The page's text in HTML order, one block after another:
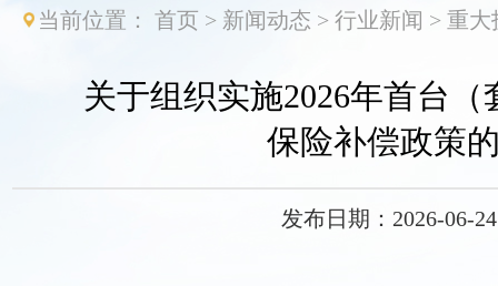
当前位置：首页 > 新闻动态 >行业新闻 >重大
关于组织实施2026年首台
保险补偿政策
发布日期：2026-06-